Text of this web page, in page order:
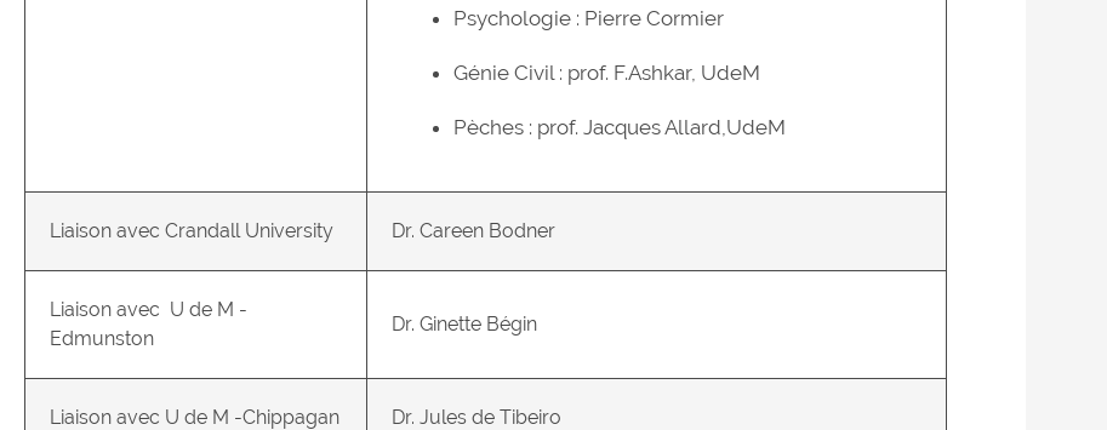
Psychologie : Pierre Cormier
Génie Civil : prof. F.Ashkar, UdeM
Pèches : prof. Jacques Allard,UdeM
Liaison avec Crandall University Dr. Careen Bodner
Liaison avec U de M -
Edmunston
Dr. Ginette Bégin
Liaison avec U de M -Chippagan Dr. Jules de Tibeiro